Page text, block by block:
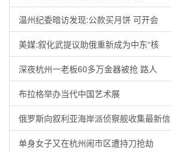
温州纪委暗访发现:公款买月饼 可开会
美媒:叙化武提议助俄重新成为中东“核
深夜杭州一老板60多万金器被抢 路人
布拉格举办当代中国艺术展
俄罗斯向叙利亚海岸派侦察舰收集最新信
单身女子又在杭州闹市区遭持刀抢劫